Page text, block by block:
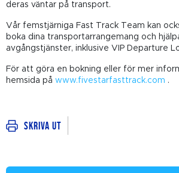
deras väntar på transport.
Vår femstjärniga Fast Track Team kan
boka dina transportarrangemang och
avgångstjänster, inklusive VIP Departure
För att göra en bokning eller för mer
hemsida på www.fivestarfasttrack.com .
Skriva ut